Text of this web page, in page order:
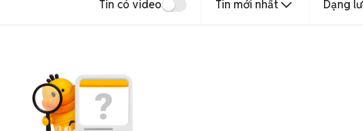
Tin có video Tin mới nhất Dạng